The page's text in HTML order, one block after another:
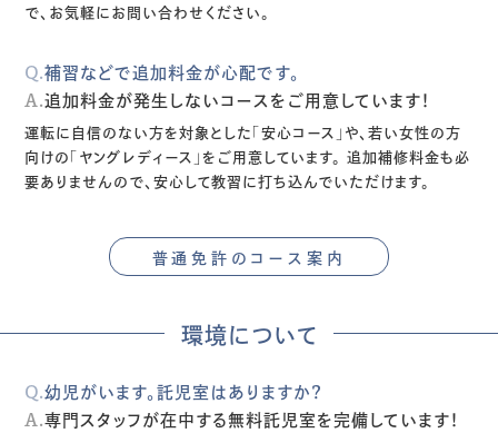
で、お気軽にお問い合わせください。
Q.補習などで追加料金が心配です。
A.追加料金が発生しないコースをご用意しています！
運転に自信のない方を対象とした「安心コース」や、若い女性の方
向けの「ヤングレディース」をご用意しています。 追加補修料金も必
要ありませんので、安心して教習に打ち込んでいただけます。
普通免許のコース案内
環境について
Q.幼児がいます。託児室はありますか？
A.専門スタッフが在中する無料託児室を完備しています！